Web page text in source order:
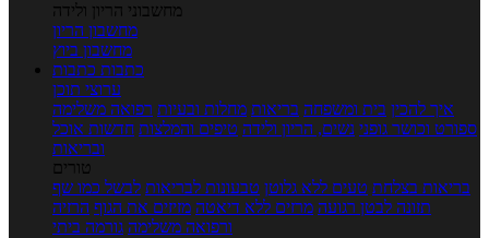
מחשבוני הריון ולידה
מחשבון הריון
מחשבון ביוץ
כתבות כתבות
ערוצי תוכן
איך להכין בית ומשפחה בריאות מחלות ובעיות רפואה משלימה
ספורט וכושר גופני נשים, הריון ולידה טיפים והמלצות חדשות אוכל
ובריאות
טורים
בריאות בצלחת טעים ללא גלוטן טבעונות לבריאות לבשל כמו שף
תזונה לבטן רגועה מרזים ללא דיאטה מזיזים את הגוף הרזיה
ורפואה משלימה גורמה ביתי